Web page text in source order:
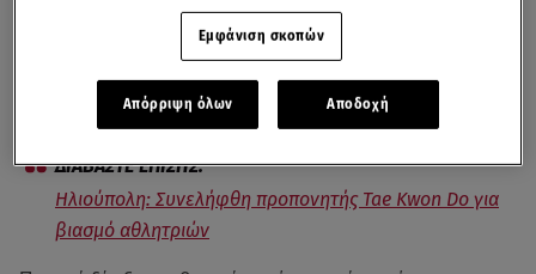
που κατηγορείται για τον
ανήλικων μαθητριών του. Την ίδια ώρα, αποκαλυπτικά
είναι όσα λέει η αδελφή του για την προσωπική του ζωή
και την οικογένειά του.
Ηλιούπολη: Συνελήφθη προπονητής Tae Kwon Do για
βιασμό αθλητριών
Εμφάνιση σκοπών
Απόρριψη όλων Αποδοχή